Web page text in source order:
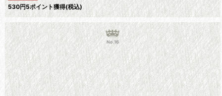
530円5ポイント獲得(税込)
No.16